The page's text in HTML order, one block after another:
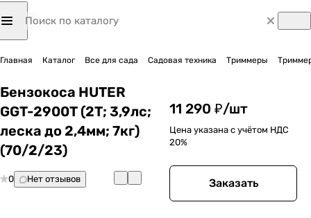
Главная Каталог Все для сада Садовая техника Триммеры
Бензокоса HUTER
GGT-2900T (2Т; 3,9лс;
леска до 2,4мм; 7кг)
(70/2/23)
0 Нет отзывов
11 290 ₽/шт
Цена указана с учётом НДС
20%
Заказать